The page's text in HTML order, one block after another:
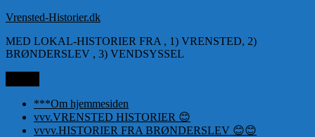
Videre
indhold
Vrensted-Historier.dk
MED LOKAL-HISTORIER FRA , 1) VRENSTED, 2)
BRØNDERSLEV , 3) VENDSYSSEL
***Om hjemmesiden
vvv.VRENSTED HISTORIER 😊
vvvv.HISTORIER FRA BRØNDERSLEV 😊😊